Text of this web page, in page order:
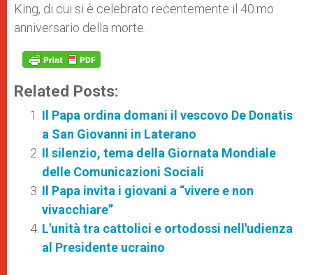
King, di cui si è celebrato recentemente il 40.mo
anniversario della morte.
Related Posts:
Il Papa ordina domani il vescovo De Donatis
a San Giovanni in Laterano
Il silenzio, tema della Giornata Mondiale
delle Comunicazioni Sociali
Il Papa invita i giovani a “vivere e non
vivacchiare”
L'unità tra cattolici e ortodossi nell'udienza
al Presidente ucraino